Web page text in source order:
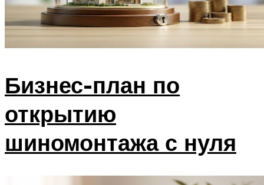
Бизнес-план по
открытию
шиномонтажа с нуля